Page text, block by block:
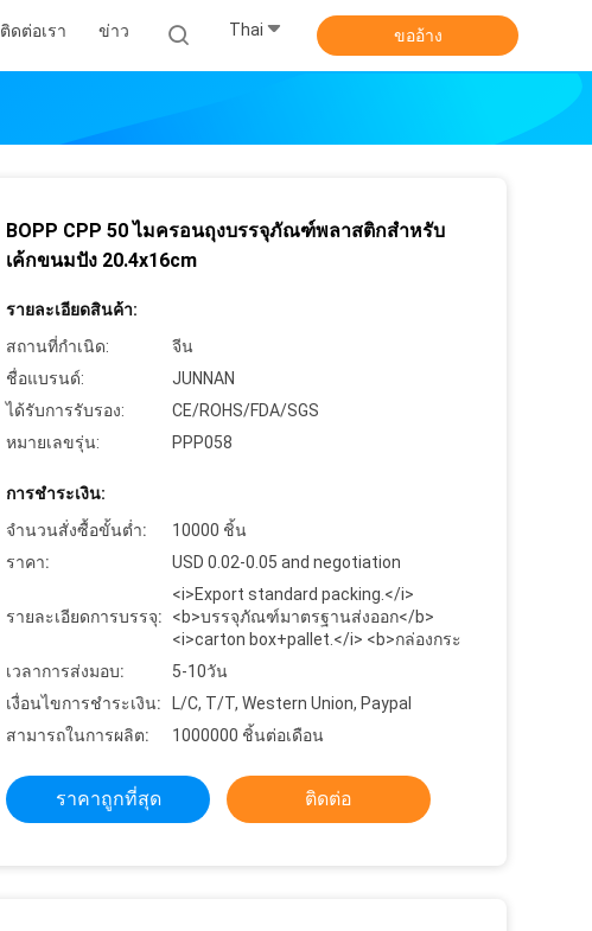
ติดต่อเรา ข่าว Thai ขออ้าง
BOPP CPP 50 ไมครอนถุงบรรจุภัณฑ์พลาสติกสำหรับ
เค้กขนมปัง 20.4x16cm
รายละเอียดสินค้า:
สถานที่กำเนิด:
จีน
ชื่อแบรนด์:
JUNNAN
ได้รับการรับรอง:
CE/ROHS/FDA/SGS
หมายเลขรุ่น:
PPP058
การชำระเงิน:
จำนวนสั่งซื้อขั้นต่ำ:
10000 ชิ้น
ราคา:
USD 0.02-0.05 and negotiation
รายละเอียดการบรรจุ:
<i>Export standard packing.</i>
<b>บรรจุภัณฑ์มาตรฐานส่งออก</b>
<i>carton box+pallet.</i> <b>กล่องกระ
เวลาการส่งมอบ:
5-10วัน
เงื่อนไขการชำระเงิน:
L/C, T/T, Western Union, Paypal
สามารถในการผลิต:
1000000 ชิ้นต่อเดือน
ราคาถูกที่สุด ติดต่อ